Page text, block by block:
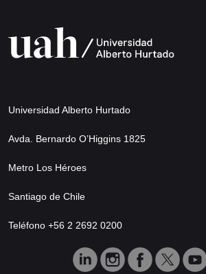
Universidad Alberto Hurtado
Avda. Bernardo O’Higgins 1825
Metro Los Héroes
Santiago de Chile
Teléfono +56 2 2692 0200